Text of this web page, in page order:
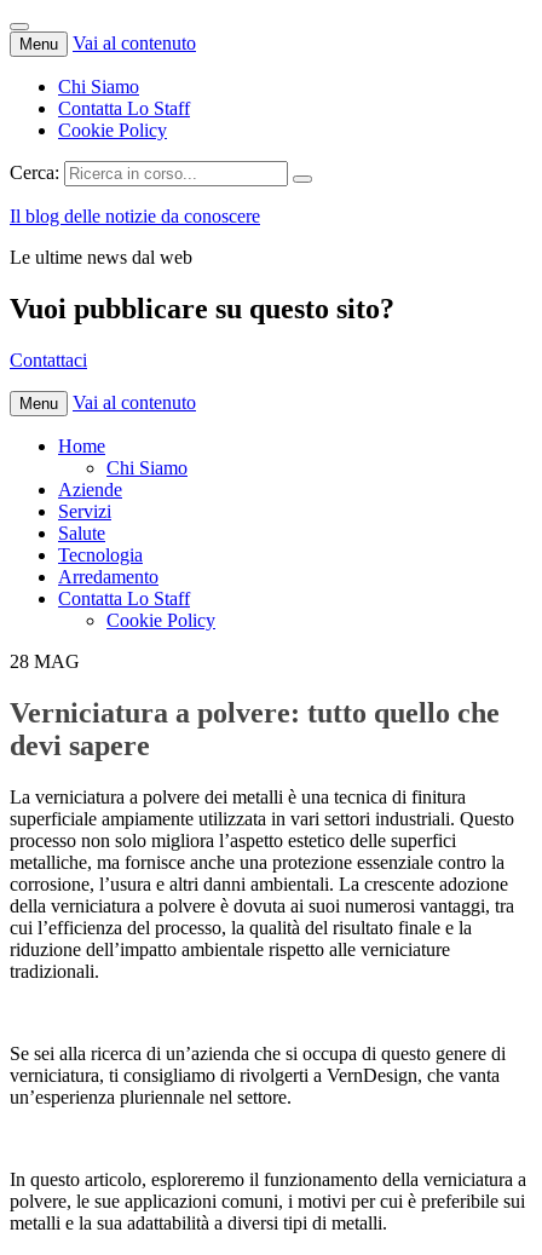
Menu Vai al contenuto
Chi Siamo
Contatta Lo Staff
Cookie Policy
Cerca:
Il blog delle notizie da conoscere
Le ultime news dal web
Vuoi pubblicare su questo sito?
Contattaci
Menu Vai al contenuto
Home
Chi Siamo
Aziende
Servizi
Salute
Tecnologia
Arredamento
Contatta Lo Staff
Cookie Policy
28 MAG
Verniciatura a polvere: tutto quello che
devi sapere
La verniciatura a polvere dei metalli è una tecnica di finitura
superficiale ampiamente utilizzata in vari settori industriali. Questo
processo non solo migliora l’aspetto estetico delle superfici
metalliche, ma fornisce anche una protezione essenziale contro la
corrosione, l’usura e altri danni ambientali. La crescente adozione
della verniciatura a polvere è dovuta ai suoi numerosi vantaggi, tra
cui l’efficienza del processo, la qualità del risultato finale e la
riduzione dell’impatto ambientale rispetto alle verniciature
tradizionali.
Se sei alla ricerca di un’azienda che si occupa di questo genere di
verniciatura, ti consigliamo di rivolgerti a VernDesign, che vanta
un’esperienza pluriennale nel settore.
In questo articolo, esploreremo il funzionamento della verniciatura a
polvere, le sue applicazioni comuni, i motivi per cui è preferibile sui
metalli e la sua adattabilità a diversi tipi di metalli.